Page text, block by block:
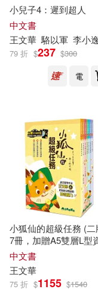
劉秀枝(2)
張善政(2)
王文華等（主
聯合報系願景
胡妙芬(2)
蘇育琪(2)
謝其濬(2)
江西人民出版
江西科學技術
聯合報-健康事
華文出版社(2)
行路(2)
遼寧少年兒童
青島出版社(2)
小兒子4：遲到超人
中文書
王文華 駱以軍 李小
79 折 $237 $300
電
小狐仙的超級任務 (
7冊，加贈A5雙層L型
中文書
王文華
75 折 $1155 $1540